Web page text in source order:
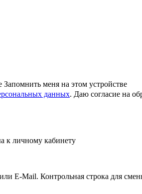
Запомнить меня на этом устройстве
данных. Даю согласие на
к личному кабинету
E-Mail. Контрольная строка для